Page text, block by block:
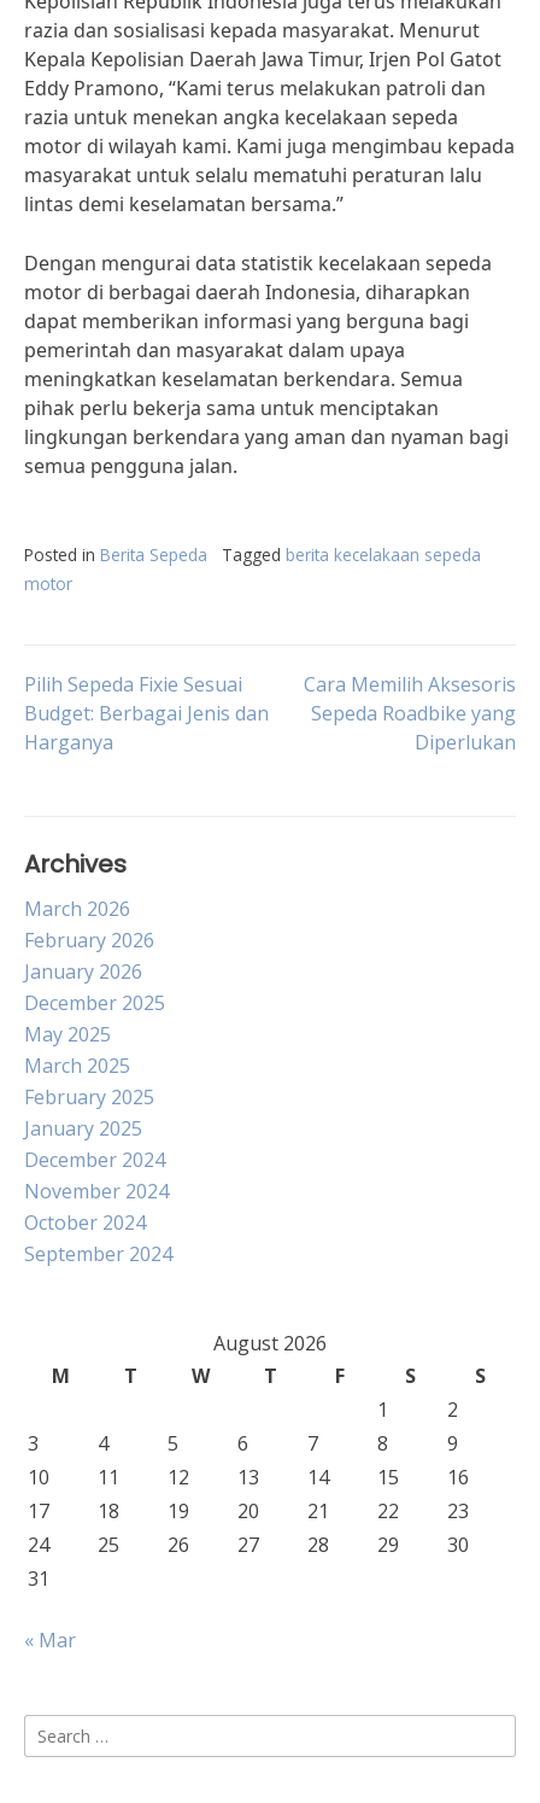
razia dan sosialisasi kepada masyarakat. Menurut
Kepala Kepolisian Daerah Jawa Timur, Irjen Pol Gatot
Eddy Pramono, “Kami terus melakukan patroli dan
razia untuk menekan angka kecelakaan sepeda
motor di wilayah kami. Kami juga mengimbau kepada
masyarakat untuk selalu mematuhi peraturan lalu
lintas demi keselamatan bersama.”
Dengan mengurai data statistik kecelakaan sepeda
motor di berbagai daerah Indonesia, diharapkan
dapat memberikan informasi yang berguna bagi
pemerintah dan masyarakat dalam upaya
meningkatkan keselamatan berkendara. Semua
pihak perlu bekerja sama untuk menciptakan
lingkungan berkendara yang aman dan nyaman bagi
semua pengguna jalan.
Posted in Berita Sepeda Tagged berita kecelakaan sepeda
motor
Post
navigation
Pilih Sepeda Fixie Sesuai
Budget: Berbagai Jenis dan
Harganya
Cara Memilih Aksesoris
Sepeda Roadbike yang
Diperlukan
Archives
March 2026
February 2026
January 2026
December 2025
May 2025
March 2025
February 2025
January 2025
December 2024
November 2024
October 2024
September 2024
August 2026
M
T W T F S
S
1
2
3
4 5 6 7 8
9
10
11 12 13 14 15
16
17
18 19 20 21 22
23
24
25 26 27 28 29
30
31
« Mar
Search
for: